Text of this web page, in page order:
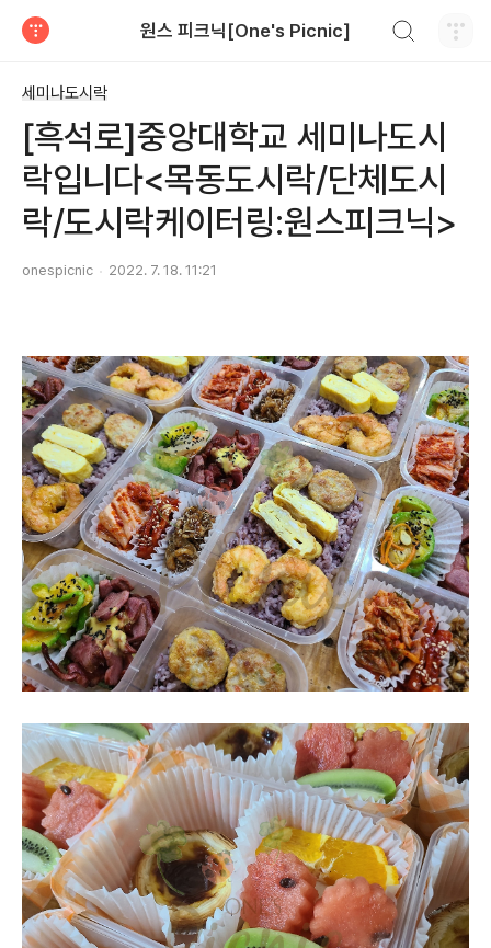
원스 피크닉[One's Picnic]
세미나도시락
[흑석로]중앙대학교 세미나도시
락입니다<목동도시락/단체도시
락/도시락케이터링:원스피크닉>
onespicnic 2022. 7. 18. 11:21